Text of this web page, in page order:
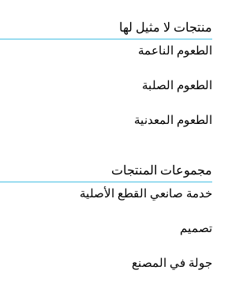
منتجات لا مثيل لها
الطعوم الناعمة
الطعوم الصلبة
الطعوم المعدنية
مجموعات المنتجات
خدمة صانعي القطع الأصلية
تصميم
جولة في المصنع